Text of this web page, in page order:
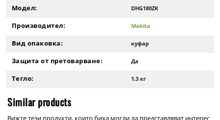
Модел: DHG180ZK
Производител: Makita
Вид опаковка: куфар
Защита от претоварване: Да
Тегло: 1.3 кг
Similar products
Вижте тези продукти, които биха могли да представляват интерес